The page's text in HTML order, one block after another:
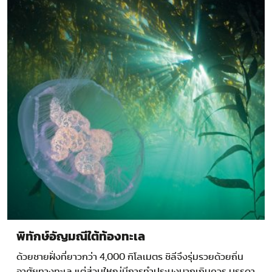
พิทักษ์อัญมณีใต้ท้องทะเล
ด้วยชายฝั่งที่ยาวกว่า 4,000 กิโลเมตร ชิลีจึงรุ่มรวยด้วยถิ่น